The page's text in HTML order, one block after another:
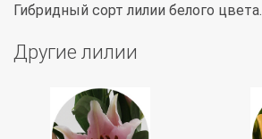
Гибридный сорт лилии белого цвета.
Другие лилии